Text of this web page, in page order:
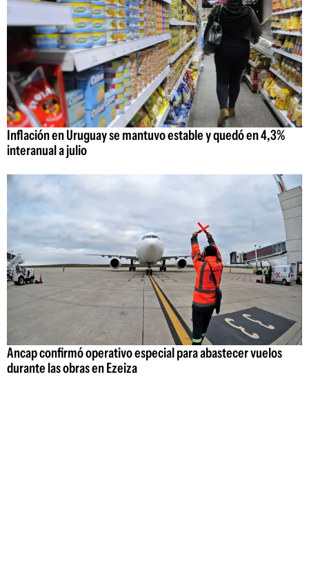
Inflación en Uruguay se mantuvo estable y quedó en 4,3%
interanual a julio
Ancap confirmó operativo especial para abastecer vuelos
durante las obras en Ezeiza